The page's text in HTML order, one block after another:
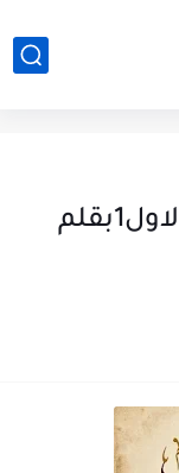
رواية مهجة القلب الفصل الاول1بقلم